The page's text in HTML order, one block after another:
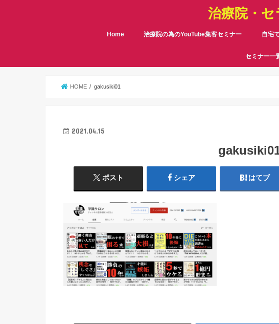
治療院・
Home 治療院の為のYouTube集客セミナー 自宅
セミナー一
HOME gakusiki01
2021.04.15
ポスト シェア はてブ